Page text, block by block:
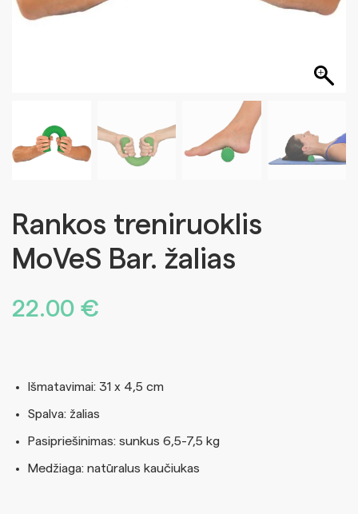
Rankos treniruoklis
MoVeS Bar. žalias
22.00 €
Išmatavimai: 31 x 4,5 cm
Spalva: žalias
Pasipriešinimas: sunkus 6,5-7,5 kg
Medžiaga: natūralus kaučiukas